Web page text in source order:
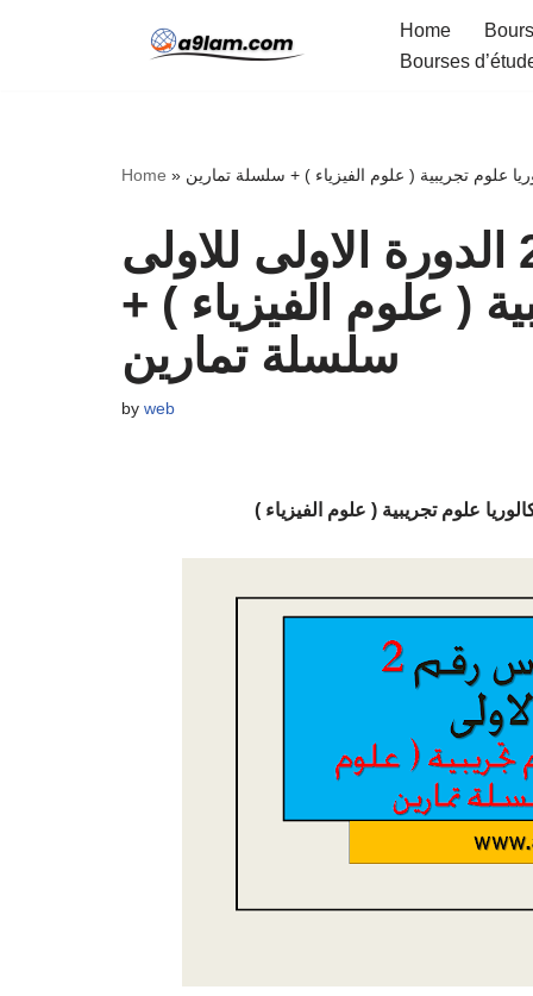
Home
Bourses
Home »
فرض محروس رقم 2 الدورة الاولى للاولى
( علوم الفيزياء ) +
سلسلة تمارين
by web